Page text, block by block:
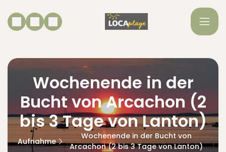
Wochenende in der
Bucht von Arcachon (2
bis 3 Tage von Lanton)
Aufnahme
Wochenende in der Bucht von
Arcachon (2 bis 3 Tage von Lanton)